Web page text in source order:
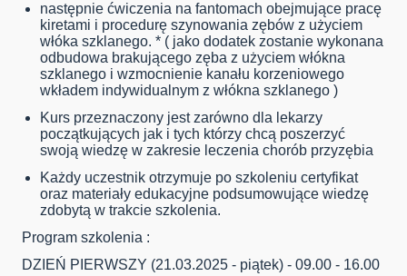
następnie ćwiczenia na fantomach obejmujące pracę
kiretami i procedurę szynowania zębów z użyciem
włóka szklanego. * ( jako dodatek zostanie wykonana
odbudowa brakującego zęba z użyciem włókna
szklanego i wzmocnienie kanału korzeniowego
wkładem indywidualnym z włókna szklanego )
Kurs przeznaczony jest zarówno dla lekarzy
początkujących jak i tych którzy chcą poszerzyć
swoją wiedzę w zakresie leczenia chorób przyzębia
Każdy uczestnik otrzymuje po szkoleniu certyfikat
oraz materiały edukacyjne podsumowujące wiedzę
zdobytą w trakcie szkolenia.
Program szkolenia :
DZIEŃ PIERWSZY (21.03.2025 - piątek) - 09.00 - 16.00